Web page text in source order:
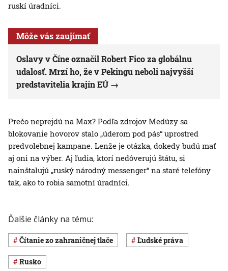
ruskí úradníci.
Môže vás zaujímať
Oslavy v Číne označil Robert Fico za globálnu
udalosť. Mrzí ho, že v Pekingu neboli najvyšší
predstavitelia krajín EÚ
Prečo neprejdú na Max? Podľa zdrojov Medúzy sa
blokovanie hovorov stalo „úderom pod pás“ uprostred
predvolebnej kampane. Lenže je otázka, dokedy budú mať
aj oni na výber. Aj ľudia, ktorí nedôverujú štátu, si
nainštalujú „ruský národný messenger“ na staré telefóny
tak, ako to robia samotní úradníci.
Ďalšie články na tému:
Čítanie zo zahraničnej tlače ľudské práva
Rusko